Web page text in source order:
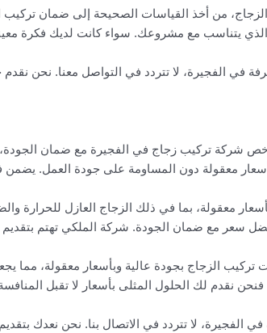
من أخذ القياسات الصحيحة إلى ضمان
يتناسب مع مشروعك. سواء كانت لديك فكرة
في الفجيرة، لا تتردد في التواصل معنا. نحن
شركة تركيب زجاج في الفجيرة مع ضمان
معقولة دون المساومة على جودة العمل. يضمن
معقولة، بما في ذلك الزجاج العازل للحرارة
سعر مع ضمان الجودة. شركة الملكي تهتم بتقديم
الزجاج بجودة عالية وبأسعار معقولة، مما
نقدم لك الحلول المثلى بأسعار لا تقبل
الفجيرة، لا تتردد في الاتصال بنا. نحن نعدك